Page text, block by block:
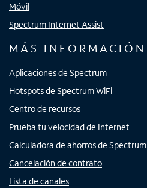
Móvil
Spectrum Internet Assist
MÁS INFORMACIÓN
Aplicaciones de Spectrum
Hotspots de Spectrum WiFi
Centro de recursos
Prueba tu velocidad de Internet
Calculadora de ahorros de Spectrum
Cancelación de contrato
Lista de canales